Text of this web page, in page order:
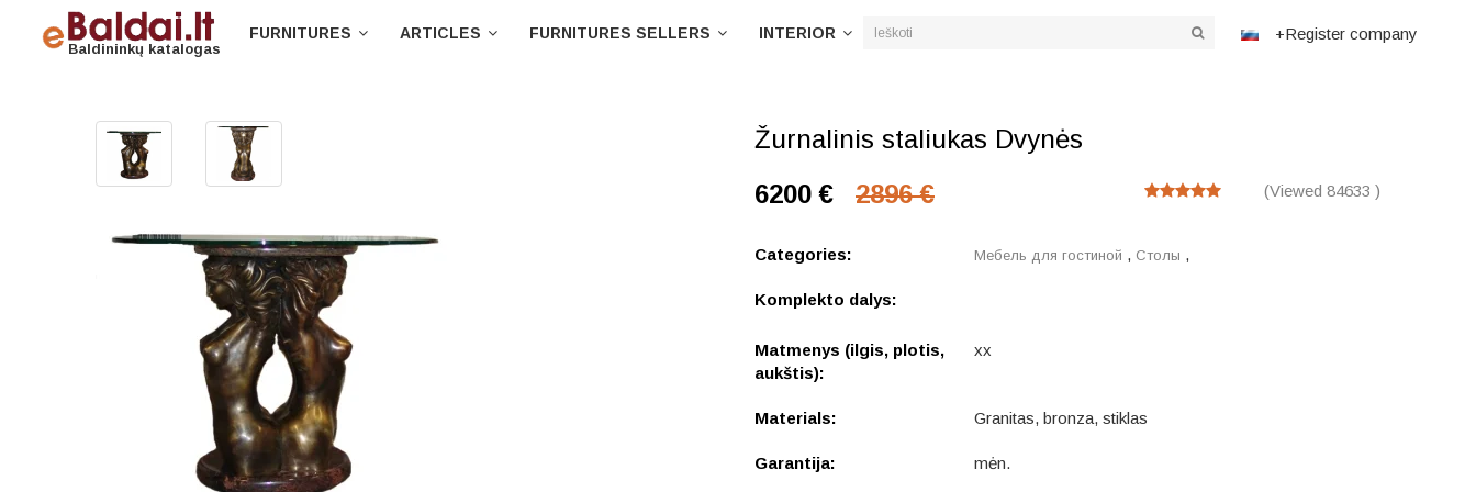
Baldininkų katalogas
FURNITURES ARTICLES FURNITURES SELLERS INTERIOR +Register company
Žurnalinis staliukas Dvynės
(Viewed 84633 )
6200 € 2896 €
Categories: Мебель для гостиной , Столы ,
Komplekto dalys:
Matmenys (ilgis, plotis,
aukštis):
xx
Materials: Granitas, bronza, stiklas
Garantija: mėn.